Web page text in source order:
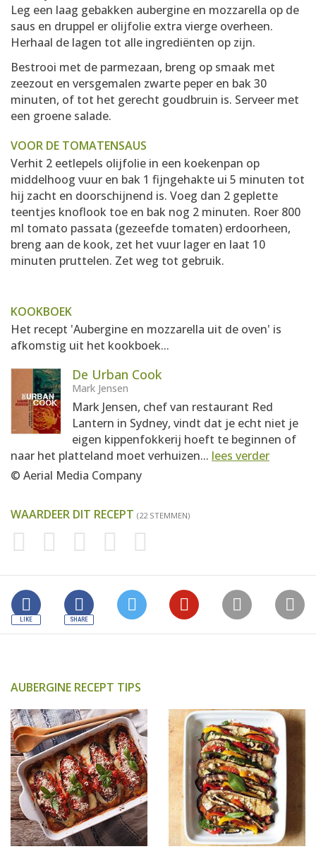
Leg een laag gebakken aubergine en mozzarella op de
saus en druppel er olijfolie extra vierge overheen.
Herhaal de lagen tot alle ingrediënten op zijn.
Bestrooi met de parmezaan, breng op smaak met
zeezout en versgemalen zwarte peper en bak 30
minuten, of tot het gerecht goudbruin is. Serveer met
een groene salade.
VOOR DE TOMATENSAUS
Verhit 2 eetlepels olijfolie in een koekenpan op
middelhoog vuur en bak 1 fijngehakte ui 5 minuten tot
hij zacht en doorschijnend is. Voeg dan 2 geplette
teentjes knoflook toe en bak nog 2 minuten. Roer 800
ml tomato passata (gezeefde tomaten) erdoorheen,
breng aan de kook, zet het vuur lager en laat 10
minuten pruttelen. Zet weg tot gebruik.
KOOKBOEK
Het recept 'Aubergine en mozzarella uit de oven' is
afkomstig uit het kookboek...
De Urban Cook
Mark Jensen
Mark Jensen, chef van restaurant Red
Lantern in Sydney, vindt dat je echt niet je
eigen kippenfokkerij hoeft te beginnen of
naar het platteland moet verhuizen... lees verder
© Aerial Media Company
WAARDEER DIT RECEPT (22 STEMMEN)
AUBERGINE RECEPT TIPS